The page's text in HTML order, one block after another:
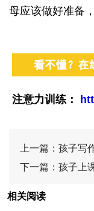
母应该做好准备
注意力训练：
上一篇： 孩子写
下一篇： 孩子上
相关阅读